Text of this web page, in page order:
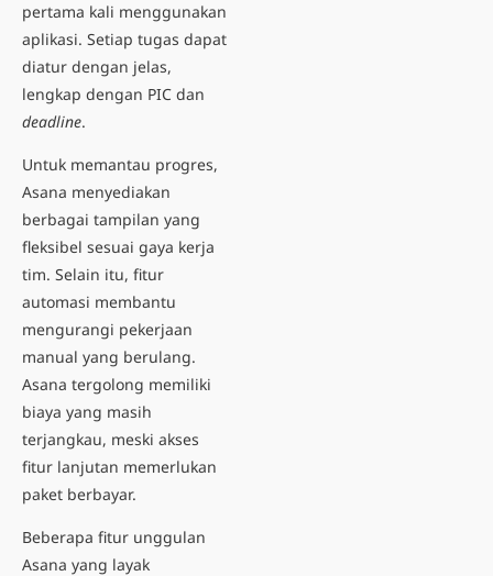
pertama kali menggunakan
aplikasi. Setiap tugas dapat
diatur dengan jelas,
lengkap dengan PIC dan
deadline.
Untuk memantau progres,
Asana menyediakan
berbagai tampilan yang
fleksibel sesuai gaya kerja
tim. Selain itu, fitur
automasi membantu
mengurangi pekerjaan
manual yang berulang.
Asana tergolong memiliki
biaya yang masih
terjangkau, meski akses
fitur lanjutan memerlukan
paket berbayar.
Beberapa fitur unggulan
Asana yang layak